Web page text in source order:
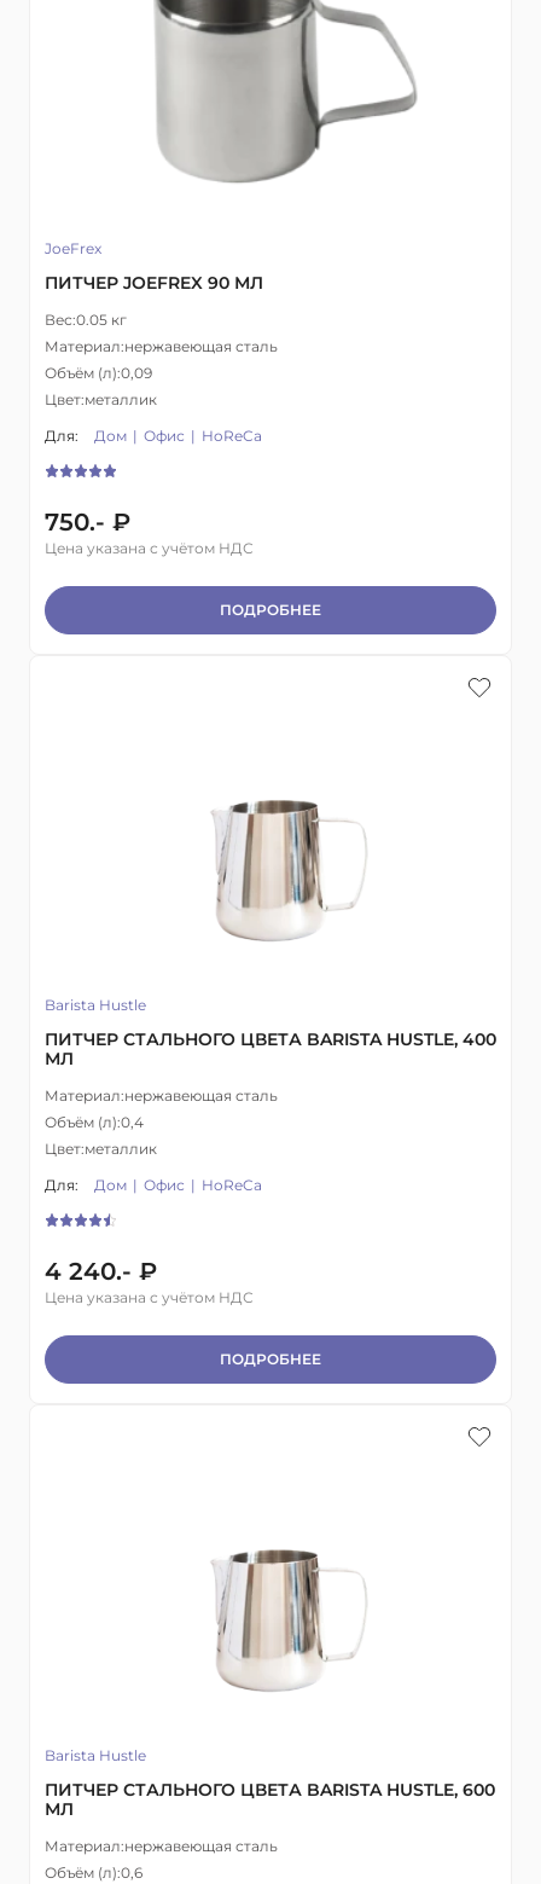
JoeFrex
ПИТЧЕР JOEFREX 90 МЛ
Вес:0.05 кг
Материал:нержавеющая сталь
Объём (л):0,09
Цвет:металлик
Для:
Дом Офис HoReCa
750.- ₽
Цена указана с учётом НДС
ПОДРОБНЕЕ
Barista Hustle
ПИТЧЕР СТАЛЬНОГО ЦВЕТА BARISTA HUSTLE, 400
МЛ
Материал:нержавеющая сталь
Объём (л):0,4
Цвет:металлик
Для:
Дом Офис HoReCa
4 240.- ₽
Цена указана с учётом НДС
ПОДРОБНЕЕ
Barista Hustle
ПИТЧЕР СТАЛЬНОГО ЦВЕТА BARISTA HUSTLE, 600
МЛ
Материал:нержавеющая сталь
Объём (л):0,6